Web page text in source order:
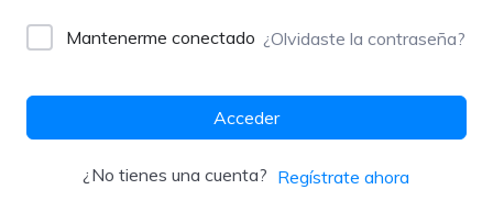
Mantenerme conectado ¿Olvidaste la contraseña?
Acceder
¿No tienes una cuenta? Regístrate ahora